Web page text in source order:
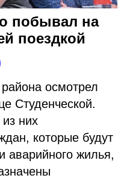
побывал на
поездкой
осмотрел
Студенческой.
них
которые будут
аварийного жилья,